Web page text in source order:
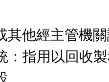
他經主管機
：指用以回收